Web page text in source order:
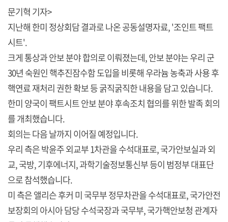
문기혁 기자>
지난해 한미 정상회담 결과로 나온 공동설명자료, '조인트 팩트
시트'.
크게 통상과 안보 분야 합의로 이뤄졌는데, 안보 분야는 우리 군
30년 숙원인 핵추진잠수함 도입을 비롯해 우라늄 농축과 사용 후
핵연료 재처리 권한 확보 등 굵직굵직한 내용을 담고 있습니다.
한미 양국이 팩트시트 안보 분야 후속조치 협의를 위한 발족 회의
를 개최했습니다.
회의는 다음 날까지 이어질 예정입니다.
우리 측은 박윤주 외교부 1차관을 수석대표로, 국가안보실과 외
교, 국방, 기후에너지, 과학기술정보통신부 등이 범정부 대표단
으로 참석했습니다.
미 측은 앨리슨 후커 미 국무부 정무차관을 수석대표로, 국가안전
보장회의 아시아 담당 수석국장과 국무부, 국가핵안보청 관계자